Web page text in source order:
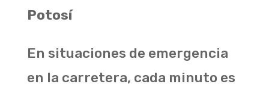
Potosí
En situaciones de emergencia
en la carretera, cada minuto es